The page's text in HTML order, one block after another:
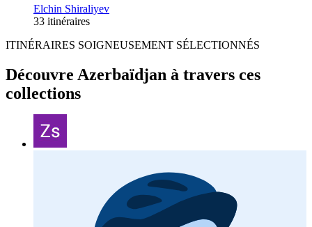
Elchin Shiraliyev
33 itinéraires
ITINÉRAIRES SOIGNEUSEMENT SÉLECTIONNÉS
Découvre Azerbaïdjan à travers ces
collections